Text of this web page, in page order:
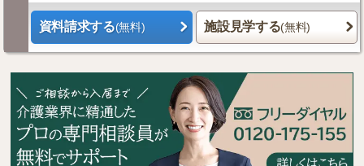
資料請求する(無料) 施設見学する(無料)